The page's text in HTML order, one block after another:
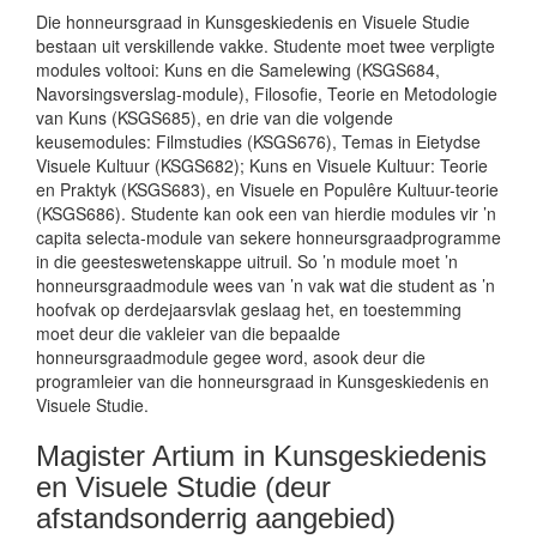
Die honneursgraad in Kunsgeskiedenis en Visuele Studie
bestaan uit verskillende vakke. Studente moet twee verpligte
modules voltooi: Kuns en die Samelewing (KSGS684,
Navorsingsverslag-module), Filosofie, Teorie en Metodologie
van Kuns (KSGS685), en drie van die volgende
keusemodules: Filmstudies (KSGS676), Temas in Eietydse
Visuele Kultuur (KSGS682); Kuns en Visuele Kultuur: Teorie
en Praktyk (KSGS683), en Visuele en Populêre Kultuur-teorie
(KSGS686). Studente kan ook een van hierdie modules vir ’n
capita selecta-module van sekere honneursgraadprogramme
in die geesteswetenskappe uitruil. So ’n module moet ’n
honneursgraadmodule wees van ’n vak wat die student as ’n
hoofvak op derdejaarsvlak geslaag het, en toestemming
moet deur die vakleier van die bepaalde
honneursgraadmodule gegee word, asook deur die
programleier van die honneursgraad in Kunsgeskiedenis en
Visuele Studie.
Magister Artium in Kunsgeskiedenis
en Visuele Studie (deur
afstandsonderrig aangebied)